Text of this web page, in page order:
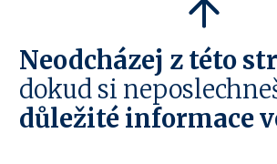
Neodcházej z této
dokud si
důležité informace